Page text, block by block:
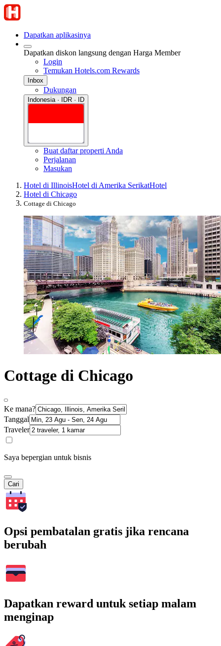
Dapatkan aplikasinya
Dapatkan diskon langsung dengan Harga Member
Login
Temukan Hotels.com Rewards
Inbox
Dukungan
Indonesia · IDR · ID
Buat daftar properti Anda
Perjalanan
Masukan
Hotel di IllinoisHotel di Amerika SerikatHotel
Hotel di Chicago
Cottage di Chicago
Cottage di Chicago
Ke mana?
Tanggal
Traveler
Saya bepergian untuk bisnis
Cari
Opsi pembatalan gratis jika rencana
berubah
Dapatkan reward untuk setiap malam
menginap